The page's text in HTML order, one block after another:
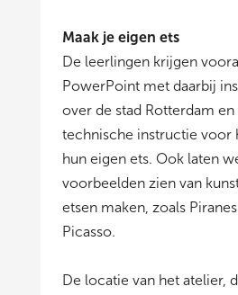
Maak je eigen ets
De leerlingen krijgen
PowerPoint met daarbij
over de stad Rotterdam
technische instructie voor
hun eigen ets. Ook laten
voorbeelden zien van
etsen maken, zoals
Picasso.
De locatie van het atelier,